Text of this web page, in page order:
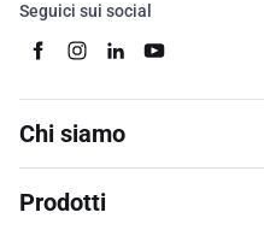
Seguici sui social
Chi siamo
Prodotti